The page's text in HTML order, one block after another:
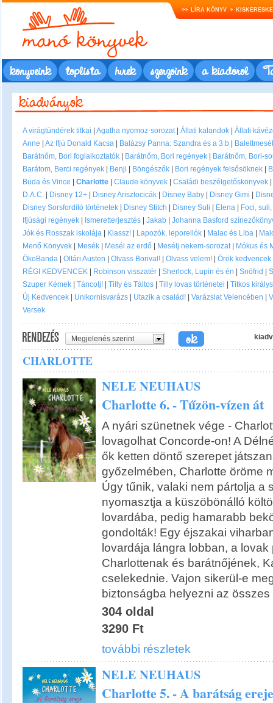
LÍRA KÖNYV
könyveink toplista hírek szerzőink a kiadóról
A virágtündérek titkai Agatha nyomoz-sorozat| Állati kalandok
Állati
Anne
Az Ifjú Donald Kacsa Balázsy Panna: Szandra és a 3.b
Barátnőm, Bori foglalkoztatók
Barátnőm, Bori regények
Barátnőm, Bori-
Barátom, Berci regények
Benji Böngészők Bori regények felsősöknek
Buda és Vince
Charlotte Claude könyvek Családi beszélgetőskönyvek
D.A.C.
Disney 12+ Disney Arisztocicák Disney Baby Disney Gimi
Disney Sorsfordító történetek
Disney Stitch Disney Suli Elena
Foci,
Ifjúsági regények
Ismeretterjesztés Jakab
Johanna Basford
Jók és Rosszak iskolája
Klassz! Lapozók, leporellók Malac és Liba
Menő Könyvek
Mesék Mesél az erdő Mesélj nekem-sorozat|
Mókus és
ÖkoBanda
Oltári Austen Olvass Borival! Olvass velem! Örök kedvencek
RÉGI KEDVENCEK
Robinson visszatér Sherlock, Lupin és én Snöfrid
Szuper Kémek
Táncolj! Tilly és Táltos Tilly lovas történetei
Titkos
Új Kedvencek
Unikornisvarázs Utazik a család! Varázslat Velencében
Versek
Megjelenés szerint
CHARLOTTE
NELE NEUHAUS
Charlotte 6. - Tűzön-vízen át
A nyári szünetnek vége -
lovagolhat Concorde-on! A
ők ketten döntő szerepet
győzelmében, Charlotte öröme
Úgy tűnik, valaki nem pártolja a
nyomasztja a küszöbönálló
lovardába, pedig hamarabb
gondolták! Egy éjszakai
lovardája lángra lobban, a
Charlottenak és barátnőjének,
cselekednie. Vajon sikerül-e
biztonságba helyezni az összes
304 oldal
3290 Ft
további részletek
NELE NEUHAUS
Charlotte 5. - A barátság ereje